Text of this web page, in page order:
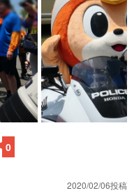
0
2020/02/06投稿